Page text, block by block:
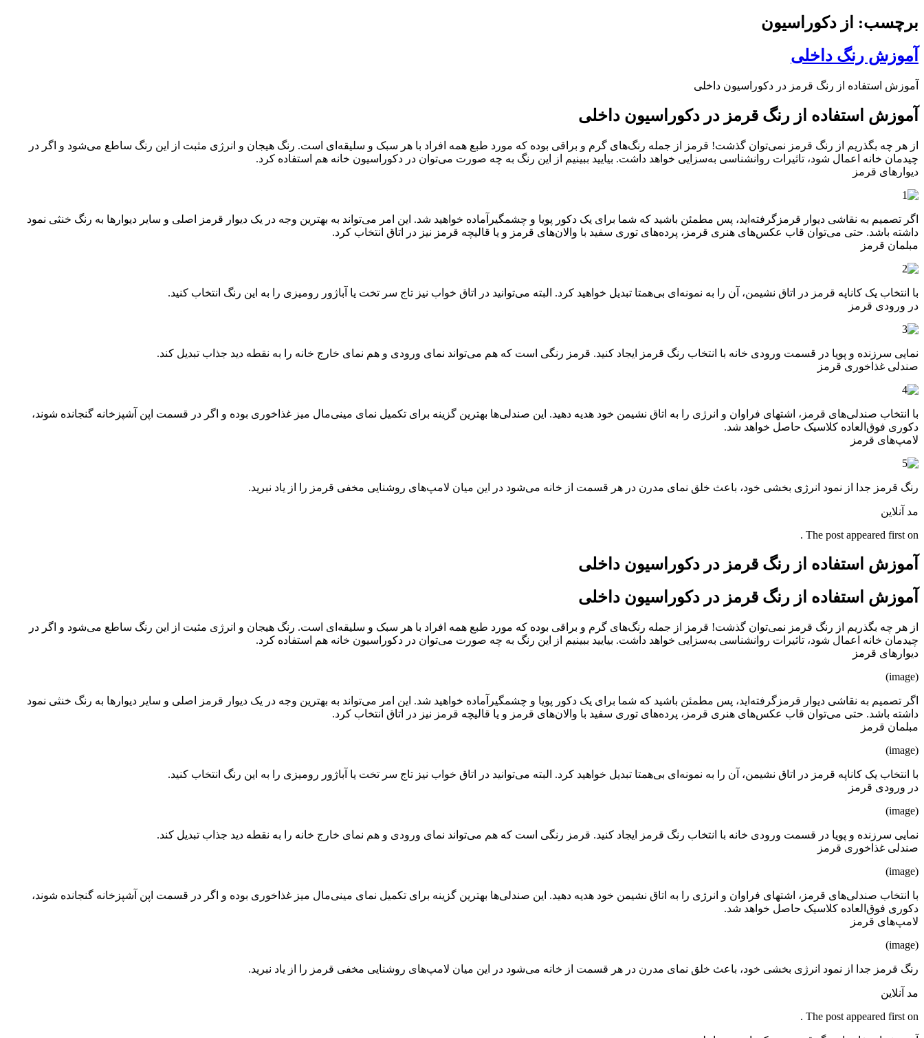
برچسب: از دکوراسیون
آموزش رنگ داخلی
آموزش استفاده از رنگ قرمز در دکوراسیون داخلی
آموزش استفاده از رنگ قرمز در دکوراسیون داخلی
از هر چه بگذریم از رنگ قرمز نمی‌توان گذشت! قرمز از جمله رنگ‌های گرم و براقی بوده که مورد طبع همه افراد با هر سبک و سلیقه‌ای است. رنگ هیجان و انرژی مثبت از این رنگ ساطع می‌شود و اگر در
چیدمان خانه اعمال شود، تاثیرات روانشناسی به‌سزایی خواهد داشت. بیایید ببینیم از این رنگ به چه صورت می‌توان در دکوراسیون خانه هم استفاده کرد.
دیوارهای قرمز
اگر تصمیم به نقاشی دیوار قرمزگرفته‌اید، پس مطمئن باشید که شما برای یک دکور پویا و چشمگیرآماده خواهید شد. این امر می‌تواند به بهترین وجه در یک دیوار قرمز اصلی و سایر دیوارها به رنگ خنثی نمود
داشته باشد. حتی می‌توان قاب عکس‌های هنری قرمز، پرده‌های توری سفید با والان‌های قرمز و یا قالیچه قرمز نیز در اتاق انتخاب کرد.
مبلمان قرمز
با انتخاب یک کاناپه قرمز در اتاق نشیمن، آن را به نمونه‌ای بی‌همتا تبدیل خواهید کرد. البته می‌توانید در اتاق خواب نیز تاج سر تخت یا آباژور رومیزی را به این رنگ انتخاب کنید.
در ورودی قرمز
نمایی سرزنده و پویا در قسمت ورودی خانه با انتخاب رنگ قرمز ایجاد کنید. قرمز رنگی است که هم می‌تواند نمای ورودی و هم نمای خارج خانه را به نقطه دید جذاب تبدیل کند.
صندلی غذاخوری قرمز
با انتخاب صندلی‌های قرمز، اشتهای فراوان و انرژی را به اتاق نشیمن خود هدیه دهید. این صندلی‌ها بهترین گزینه برای تکمیل نمای مینی‌مال میز غذاخوری بوده و اگر در قسمت اپن آشپزخانه گنجانده شوند،
دکوری فوق‌العاده کلاسیک حاصل خواهد شد.
لامپ‌های قرمز
رنگ قرمز جدا از نمود انرژی بخشی خود، باعث خلق نمای مدرن در هر قسمت از خانه می‌شود در این میان لامپ‌های روشنایی مخفی قرمز را از یاد نبرید.
مد آنلاین
The post appeared first on .
آموزش استفاده از رنگ قرمز در دکوراسیون داخلی
آموزش استفاده از رنگ قرمز در دکوراسیون داخلی
از هر چه بگذریم از رنگ قرمز نمی‌توان گذشت! قرمز از جمله رنگ‌های گرم و براقی بوده که مورد طبع همه افراد با هر سبک و سلیقه‌ای است. رنگ هیجان و انرژی مثبت از این رنگ ساطع می‌شود و اگر در
چیدمان خانه اعمال شود، تاثیرات روانشناسی به‌سزایی خواهد داشت. بیایید ببینیم از این رنگ به چه صورت می‌توان در دکوراسیون خانه هم استفاده کرد.
دیوارهای قرمز
(image)
اگر تصمیم به نقاشی دیوار قرمزگرفته‌اید، پس مطمئن باشید که شما برای یک دکور پویا و چشمگیرآماده خواهید شد. این امر می‌تواند به بهترین وجه در یک دیوار قرمز اصلی و سایر دیوارها به رنگ خنثی نمود
داشته باشد. حتی می‌توان قاب عکس‌های هنری قرمز، پرده‌های توری سفید با والان‌های قرمز و یا قالیچه قرمز نیز در اتاق انتخاب کرد.
مبلمان قرمز
(image)
با انتخاب یک کاناپه قرمز در اتاق نشیمن، آن را به نمونه‌ای بی‌همتا تبدیل خواهید کرد. البته می‌توانید در اتاق خواب نیز تاج سر تخت یا آباژور رومیزی را به این رنگ انتخاب کنید.
در ورودی قرمز
(image)
نمایی سرزنده و پویا در قسمت ورودی خانه با انتخاب رنگ قرمز ایجاد کنید. قرمز رنگی است که هم می‌تواند نمای ورودی و هم نمای خارج خانه را به نقطه دید جذاب تبدیل کند.
صندلی غذاخوری قرمز
(image)
با انتخاب صندلی‌های قرمز، اشتهای فراوان و انرژی را به اتاق نشیمن خود هدیه دهید. این صندلی‌ها بهترین گزینه برای تکمیل نمای مینی‌مال میز غذاخوری بوده و اگر در قسمت اپن آشپزخانه گنجانده شوند،
دکوری فوق‌العاده کلاسیک حاصل خواهد شد.
لامپ‌های قرمز
(image)
رنگ قرمز جدا از نمود انرژی بخشی خود، باعث خلق نمای مدرن در هر قسمت از خانه می‌شود در این میان لامپ‌های روشنایی مخفی قرمز را از یاد نبرید.
مد آنلاین
The post appeared first on .